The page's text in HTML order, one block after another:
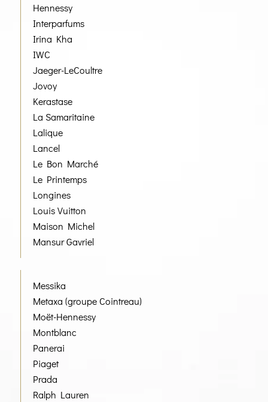
Hennessy
Interparfums
Irina Kha
IWC
Jaeger-LeCoultre
Jovoy
Kerastase
La Samaritaine
Lalique
Lancel
Le Bon Marché
Le Printemps
Longines
Louis Vuitton
Maison Michel
Mansur Gavriel
Messika
Metaxa (groupe Cointreau)
Moët-Hennessy
Montblanc
Panerai
Piaget
Prada
Ralph Lauren